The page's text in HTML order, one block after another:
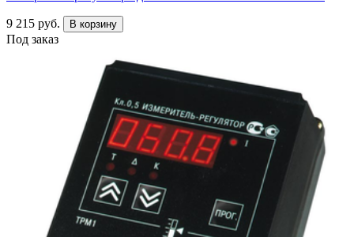
9 215 руб. В корзину
Под заказ